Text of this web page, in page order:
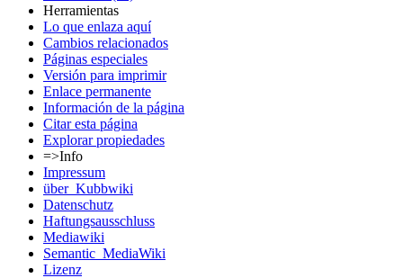
Herramientas
Lo que enlaza aquí
Cambios relacionados
Páginas especiales
Versión para imprimir
Enlace permanente
Información de la página
Citar esta página
Explorar propiedades
=>Info
Impressum
über_Kubbwiki
Datenschutz
Haftungsausschluss
Mediawiki
Semantic_MediaWiki
Lizenz